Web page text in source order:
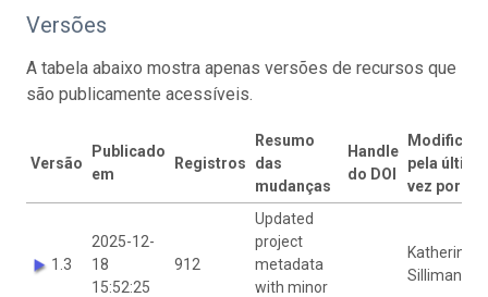
Versões
A tabela abaixo mostra apenas versões de recursos que
são publicamente acessíveis.
Versão
Publicado
em
Registros
Resumo
das
mudanças
Handle
do DOI
pela última
vez por
1.3
2025-12-
18
15:52:25
912
Updated
project
metadata
with minor
Katherine
Silliman